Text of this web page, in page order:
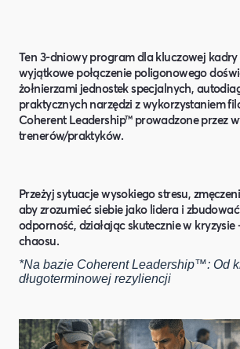
Ten 3-dniowy program dla kluczowej
wyjątkowe połączenie poligonowego
żołnierzami jednostek specjalnych,
praktycznych narzędzi z wykorzystaniem
Coherent Leadership™ prowadzone przez
trenerów/praktyków.
Przeżyj sytuacje wysokiego stresu,
aby zrozumieć siebie jako lidera i
odporność, działając skutecznie w
chaosu.
*Na bazie Coherent Leadership™: Od
długoterminowej rezyliencji